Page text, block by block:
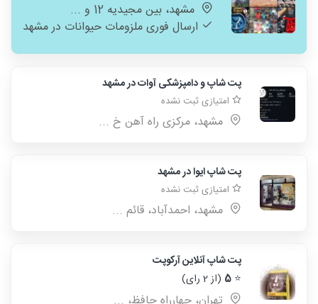
مشهد، بین مجیدیه 12 و ...
ارسال فوری ملزومات حیوانات در مشهد
پت شاپ و دامپزشکی آوات در مشهد
امتیازی ثبت نشده
مشهد، مرکزی راه آهن خ ...
پت شاپ ایوا در مشهد
امتیازی ثبت نشده
مشهد، احمدآباد، قائم ...
پت شاپ آنلاین آرکوپت
⭐
5 (از 2 رای)